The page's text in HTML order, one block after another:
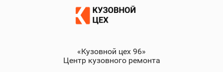
«Кузовной цех 96»
Центр кузовного ремонта